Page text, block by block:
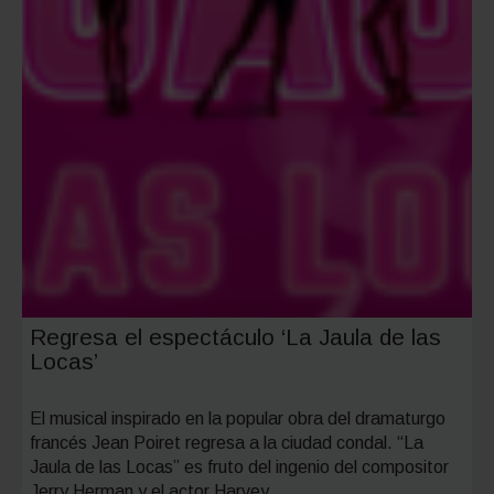
Regresa el espectáculo ‘La Jaula de las
Locas’
El musical inspirado en la popular obra del dramaturgo
francés Jean Poiret regresa a la ciudad condal. “La
Jaula de las Locas” es fruto del ingenio del compositor